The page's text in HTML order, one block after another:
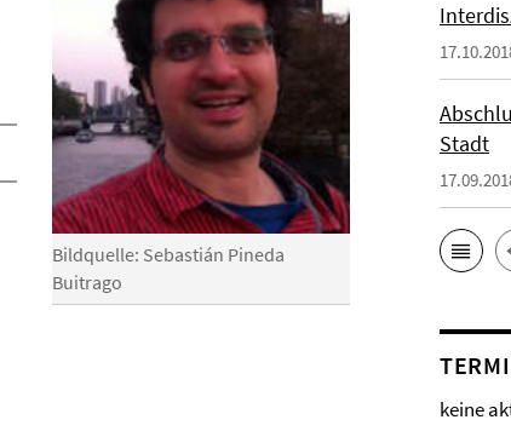
Bildquelle: Sebastián Pineda
Buitrago
Stadt
keine